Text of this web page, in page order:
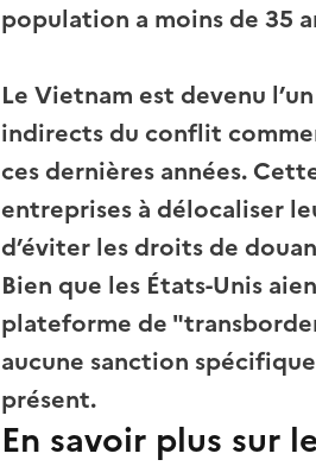
population a moins de 35
Le Vietnam est devenu
indirects du conflit
ces dernières années.
entreprises à délocaliser
d’éviter les droits de
Bien que les États-Unis
plateforme de
aucune sanction spécifique
présent.
En savoir plus sur